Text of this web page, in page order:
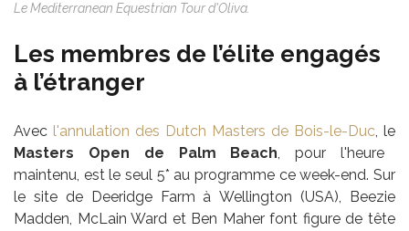
Le Mediterranean Equestrian Tour d'Oliva.
Les membres de l’élite engagés
à l’étranger
Avec l'annulation des Dutch Masters de Bois-le-Duc, le
Masters Open de Palm Beach, pour l'heure
maintenu, est le seul 5* au programme ce week-end. Sur
le site de Deeridge Farm à Wellington (USA), Beezie
Madden, McLain Ward et Ben Maher font figure de tête